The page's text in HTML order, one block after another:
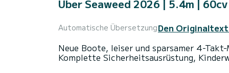
Über Seaweed 2026 | 5.4m | 60cv
Automatische ÜbersetzungDen
Neue Boote, leiser und sparsamer 4-
Komplette Sicherheitsausrüstung,